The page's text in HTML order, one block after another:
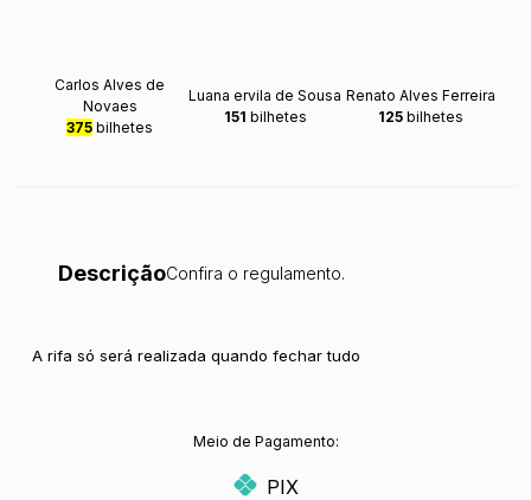
Carlos Alves de
Novaes
375 bilhetes
Luana ervila de Sousa
151 bilhetes
Renato Alves Ferreira
125 bilhetes
DescriçãoConfira o regulamento.
A rifa só será realizada quando fechar tudo
Meio de Pagamento:
PIX